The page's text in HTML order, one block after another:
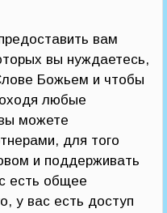
вам
вы нуждаетесь,
Божьем и чтобы
любые
можете
для того
и поддерживать
есть общее
у вас есть доступ